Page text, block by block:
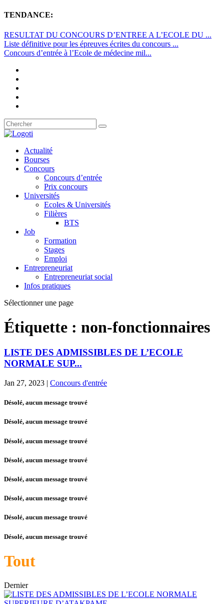
TENDANCE:
RESULTAT DU CONCOURS D’ENTREE A L’ECOLE DU ...
Liste définitive pour les épreuves écrites du concours ...
Concours d’entrée à l’Ecole de médecine mil...
Actualité
Bourses
Concours
Concours d’entrée
Prix concours
Universités
Ecoles & Universités
Filières
BTS
Job
Formation
Stages
Emploi
Entrepreneuriat
Entrepreneuriat social
Infos pratiques
Sélectionner une page
Étiquette : non-fonctionnaires
LISTE DES ADMISSIBLES DE L’ECOLE
NORMALE SUP...
Jan 27, 2023 | Concours d'entrée
Désolé, aucun message trouvé
Désolé, aucun message trouvé
Désolé, aucun message trouvé
Désolé, aucun message trouvé
Désolé, aucun message trouvé
Désolé, aucun message trouvé
Désolé, aucun message trouvé
Désolé, aucun message trouvé
Tout
Dernier